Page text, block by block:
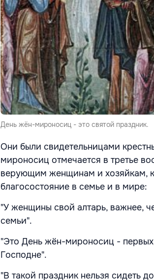
День жён-мироносиц - это святой праздник.
Они были свидетельницами
мироносиц отмечается в третье
верующим женщинам и хозяйкам,
благосостояние в семье и в мире:
"У женщины свой алтарь, важнее,
семьи".
"Это День жён-мироносиц -
Господне".
"В такой праздник нельзя сидеть